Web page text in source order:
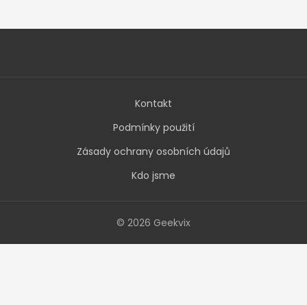
Kontakt
Podmínky použití
Zásady ochrany osobních údajů
Kdo jsme
© 2026 Geekvix